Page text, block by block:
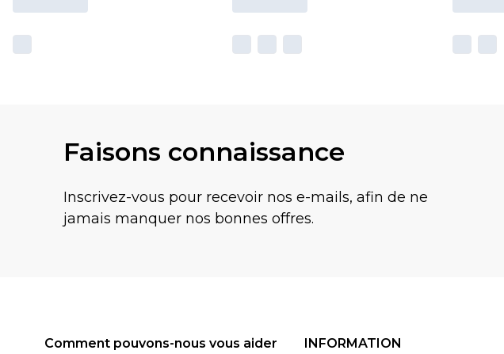
Faisons connaissance
Inscrivez-vous pour recevoir nos e-mails, afin de ne
jamais manquer nos bonnes offres.
Comment pouvons-nous vous aider INFORMATION